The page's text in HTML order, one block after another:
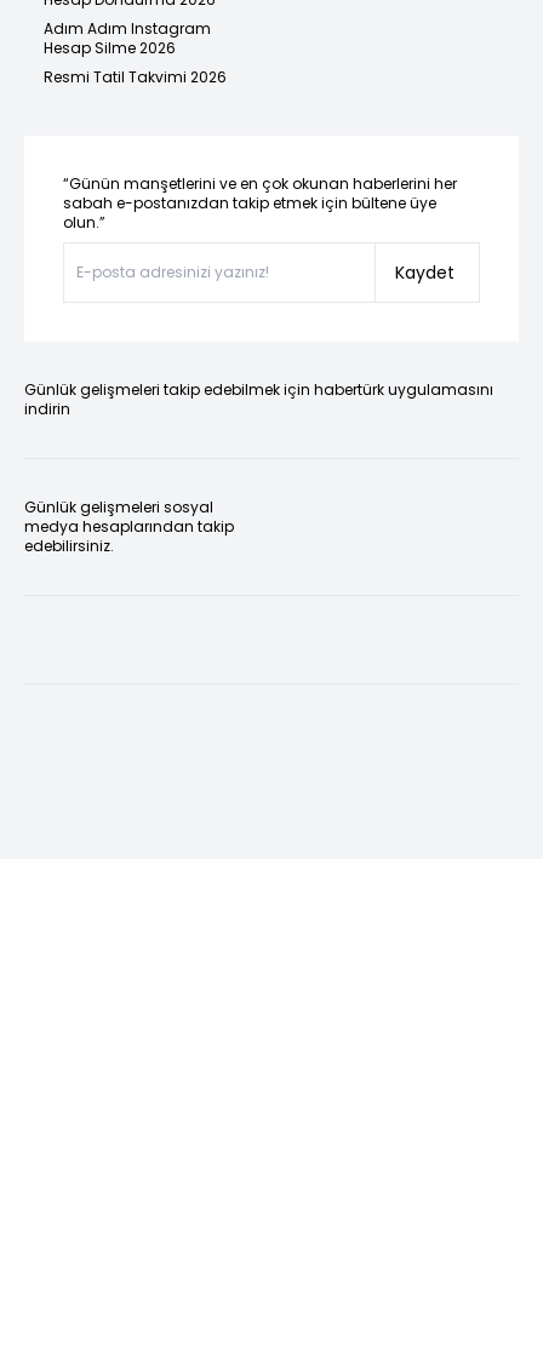
Adım Adım Instagram
Hesap Silme 2026
Resmi Tatil Takvimi 2026
“Günün manşetlerini ve en çok okunan haberlerini her
sabah e-postanızdan takip etmek için bültene üye
olun.”
Kaydet
Günlük gelişmeleri takip edebilmek için habertürk uygulamasını
indirin
Günlük gelişmeleri sosyal
medya hesaplarından takip
edebilirsiniz.